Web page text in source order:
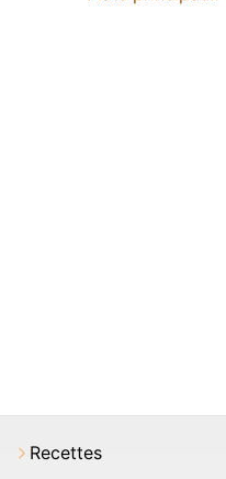
Recettes